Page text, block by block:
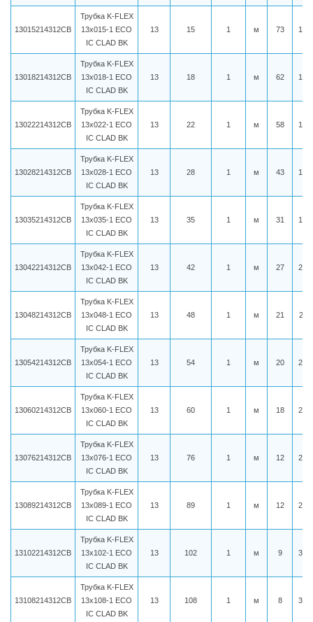
13015214312CB
Трубка K-FLEX
13x015-1 ECO
IC CLAD BK
13 15 1 м 73
13018214312CB
Трубка K-FLEX
13x018-1 ECO
IC CLAD BK
13 18 1 м 62
13022214312CB
Трубка K-FLEX
13x022-1 ECO
IC CLAD BK
13 22 1 м 58
13028214312CB
Трубка K-FLEX
13x028-1 ECO
IC CLAD BK
13 28 1 м 43
13035214312CB
Трубка K-FLEX
13x035-1 ECO
IC CLAD BK
13 35 1 м 31
13042214312CB
Трубка K-FLEX
13x042-1 ECO
IC CLAD BK
13 42 1 м 27
13048214312CB
Трубка K-FLEX
13x048-1 ECO
IC CLAD BK
13 48 1 м 21
13054214312CB
Трубка K-FLEX
13x054-1 ECO
IC CLAD BK
13 54 1 м 20
13060214312CB
Трубка K-FLEX
13x060-1 ECO
IC CLAD BK
13 60 1 м 18
13076214312CB
Трубка K-FLEX
13x076-1 ECO
IC CLAD BK
13 76 1 м 12
13089214312CB
Трубка K-FLEX
13x089-1 ECO
IC CLAD BK
13 89 1 м 12
13102214312CB
Трубка K-FLEX
13x102-1 ECO
IC CLAD BK
13 102 1 м 9
13108214312CB
Трубка K-FLEX
13x108-1 ECO
IC CLAD BK
13 108 1 м 8